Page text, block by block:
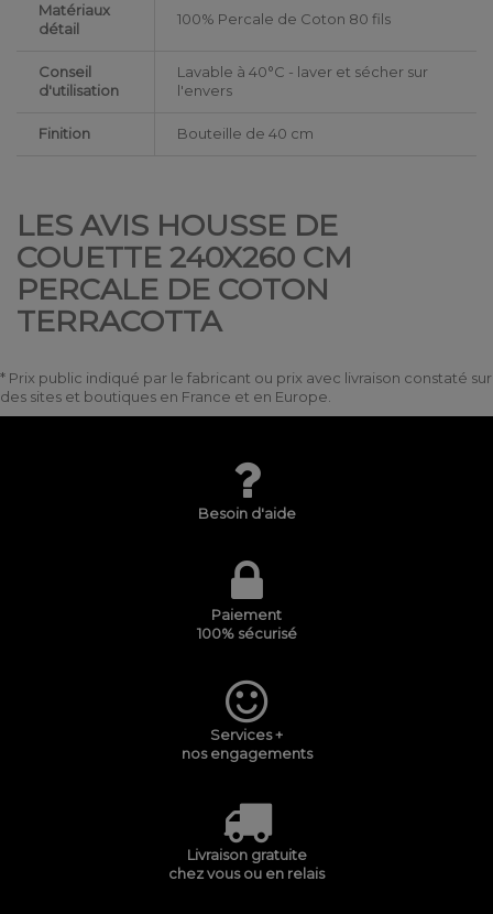
Matériaux
détail
100% Percale de Coton 80 fils
Conseil
d'utilisation
Lavable à 40°C - laver et sécher sur
l'envers
Finition Bouteille de 40 cm
LES AVIS HOUSSE DE
COUETTE 240X260 CM
PERCALE DE COTON
TERRACOTTA
* Prix public indiqué par le fabricant ou prix avec livraison constaté sur
des sites et boutiques en France et en Europe.
Besoin d'aide
Paiement
100% sécurisé
Services +
nos engagements
Livraison gratuite
chez vous ou en relais